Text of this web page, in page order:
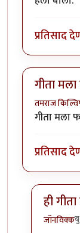
प्रतिसाद
गीता
तमराज
गीता मला
प्रतिसाद
ही
जॉनविक्क